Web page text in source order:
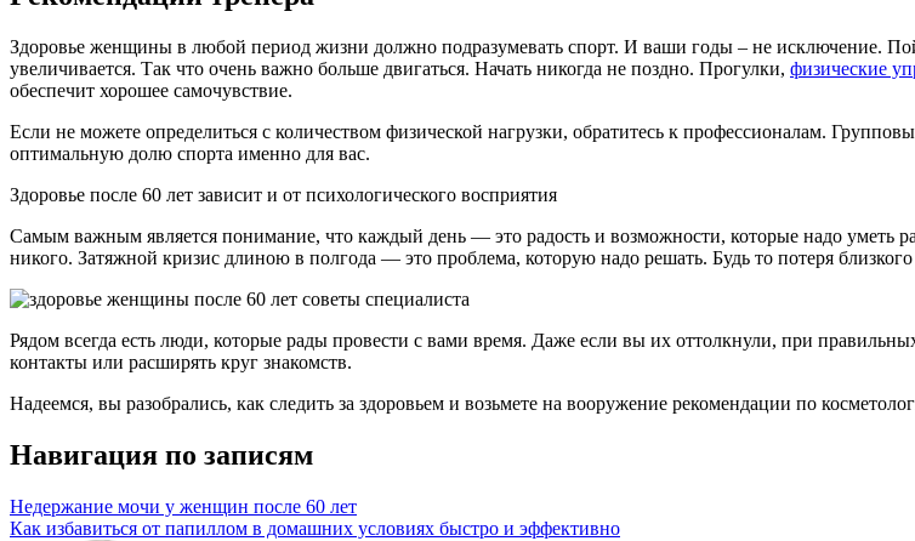
Здоровье женщины в любой период жизни должно подразумевать спорт. И ваши годы – не исключение.
увеличивается. Так что очень важно больше двигаться. Начать никогда не поздно. Прогулки, физические
обеспечит хорошее самочувствие.
Если не можете определиться с количеством физической нагрузки, обратитесь к профессионалам.
оптимальную долю спорта именно для вас.
Здоровье после 60 лет зависит и от психологического восприятия
Самым важным является понимание, что каждый день — это радость и возможности, которые надо уметь
никого. Затяжной кризис длиною в полгода — это проблема, которую надо решать. Будь то потеря
Рядом всегда есть люди, которые рады провести с вами время. Даже если вы их оттолкнули, при
контакты или расширять круг знакомств.
Надеемся, вы разобрались, как следить за здоровьем и возьмете на вооружение рекомендации по
Навигация по записям
Недержание мочи у женщин после 60 лет
Как избавиться от папиллом в домашних условиях быстро и эффективно